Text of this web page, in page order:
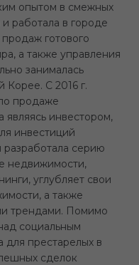
опытом в смежных
работала в городе
готового
а также управления
занималась
С 2016 г.
продаже
являясь инвестором,
инвестиций
серию
недвижимости,
углубляет свои
а также
трендами. Помимо
социальным
для престарелых в
сделок